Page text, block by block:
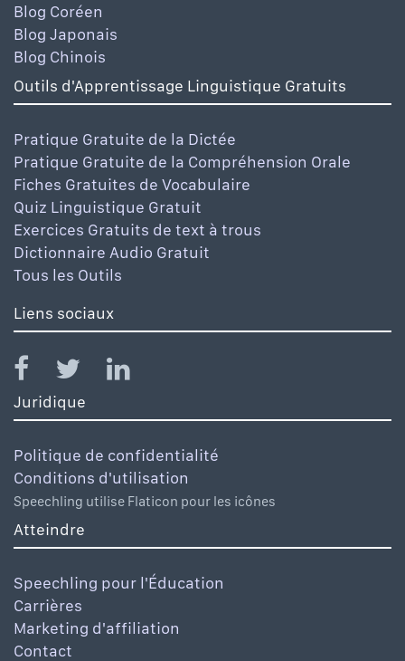
Blog Coréen
Blog Japonais
Blog Chinois
Outils d'Apprentissage Linguistique Gratuits
Pratique Gratuite de la Dictée
Pratique Gratuite de la Compréhension Orale
Fiches Gratuites de Vocabulaire
Quiz Linguistique Gratuit
Exercices Gratuits de text à trous
Dictionnaire Audio Gratuit
Tous les Outils
Liens sociaux
Juridique
Politique de confidentialité
Conditions d'utilisation
Speechling utilise Flaticon pour les icônes
Atteindre
Speechling pour l'Éducation
Carrières
Marketing d'affiliation
Contact